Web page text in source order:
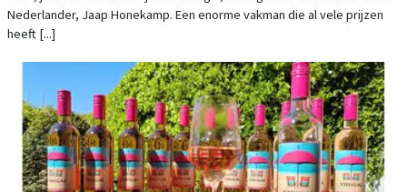
Nederlander, Jaap Honekamp. Een enorme vakman die al vele prijzen
heeft [...]